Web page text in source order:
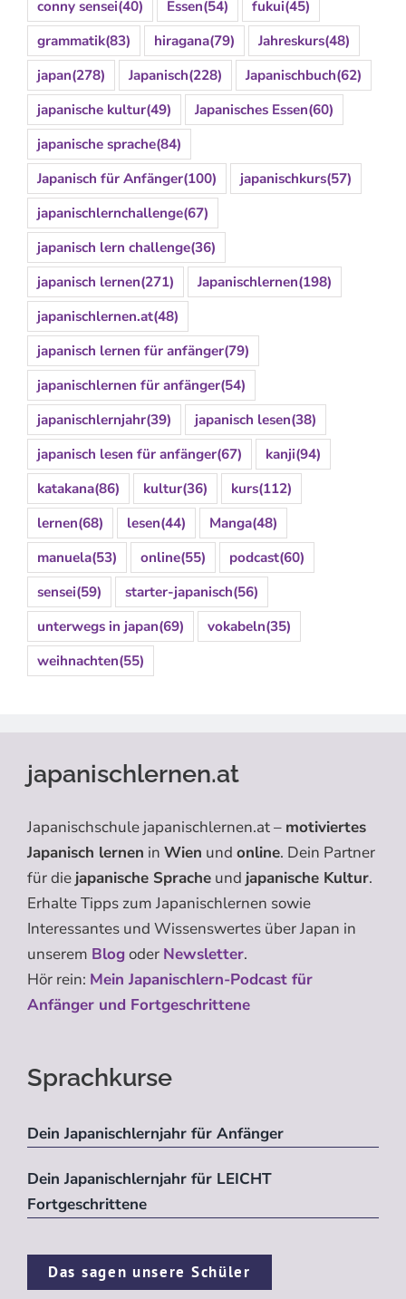
conny sensei(40) Essen(54) fukui(45)
grammatik(83) hiragana(79) Jahreskurs(48)
japan(278) Japanisch(228) Japanischbuch(62)
japanische kultur(49) Japanisches Essen(60)
japanische sprache(84)
Japanisch für Anfänger(100) japanischkurs(57)
japanischlernchallenge(67)
japanisch lern challenge(36)
japanisch lernen(271) Japanischlernen(198)
japanischlernen.at(48)
japanisch lernen für anfänger(79)
japanischlernen für anfänger(54)
japanischlernjahr(39) japanisch lesen(38)
japanisch lesen für anfänger(67) kanji(94)
katakana(86) kultur(36) kurs(112)
lernen(68) lesen(44) Manga(48)
manuela(53) online(55) podcast(60)
sensei(59) starter-japanisch(56)
unterwegs in japan(69) vokabeln(35)
weihnachten(55)
japanischlernen.at
Japanischschule japanischlernen.at – motiviertes
Japanisch lernen in Wien und online. Dein Partner
für die japanische Sprache und japanische Kultur.
Erhalte Tipps zum Japanischlernen sowie
Interessantes und Wissenswertes über Japan in
unserem Blogoder Newsletter.
Hör rein: Mein Japanischlern-Podcast für
Anfänger und Fortgeschrittene
Sprachkurse
Dein Japanischlernjahr für Anfänger
Dein Japanischlernjahr für LEICHT
Fortgeschrittene
Das sagen unsere Schüler